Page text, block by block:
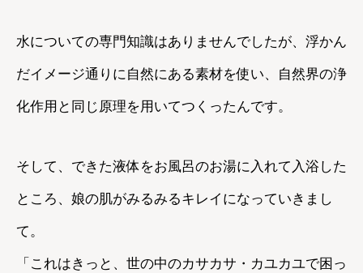
水についての専門知識はありませんでしたが、浮かん
だイメージ通りに自然にある素材を使い、自然界の浄
化作用と同じ原理を用いてつくったんです。
そして、できた液体をお風呂のお湯に入れて入浴した
ところ、娘の肌がみるみるキレイになっていきまし
て。
「これはきっと、世の中のカサカサ・カユカユで困っ